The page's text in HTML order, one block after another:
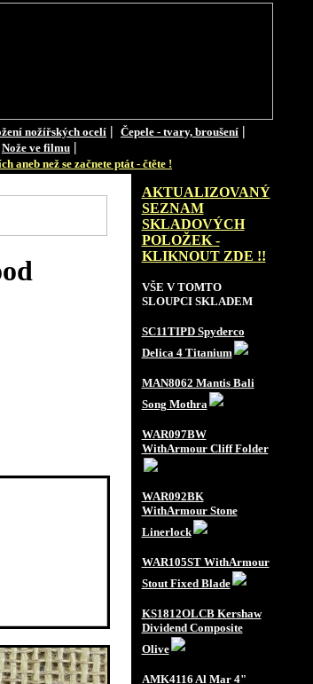
nožířských ocelí | Čepele - tvary, broušení |
Nože ve filmu |
aneb než se začnete ptát - čtěte !
AKTUALIZOVANÝ
SEZNAM
SKLADOVÝCH
POLOŽEK -
KLIKNOUT ZDE !!
VŠE V TOMTO
SLOUPCI SKLADEM
SC11TIPD Spyderco
Delica 4 Titanium
MAN8062 Mantis Bali
Song Mothra
WAR097BW
WithArmour Cliff Folder
WAR092BK
WithArmour Stone
Linerlock
WAR105ST WithArmour
Stout Fixed Blade
KS1812OLCB Kershaw
Dividend Composite
Olive
AMK4116 Al Mar 4"